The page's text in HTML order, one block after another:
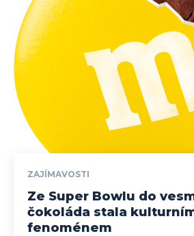
ZAJÍMAVOSTI
Ze Super Bowlu do
čokoláda stala
fenoménem